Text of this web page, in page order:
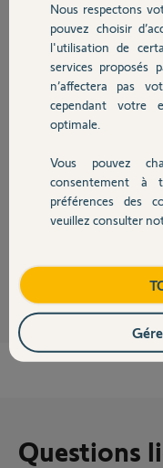
Chauffage
Autres produits
Devis avec un pro
Contact
il y a plus de 9 ans
Réponses
Votre projet est possible
http://boutique.somfy.fr/
pourrez donc pas utiliser
Sylvain C. il
Questions
Nous respectons
pouvez choisir
l'utilisation de
services proposés
n’affectera pas
cependant votre
optimale.
Vous pouvez
consentement
préférences des
veuillez consulter